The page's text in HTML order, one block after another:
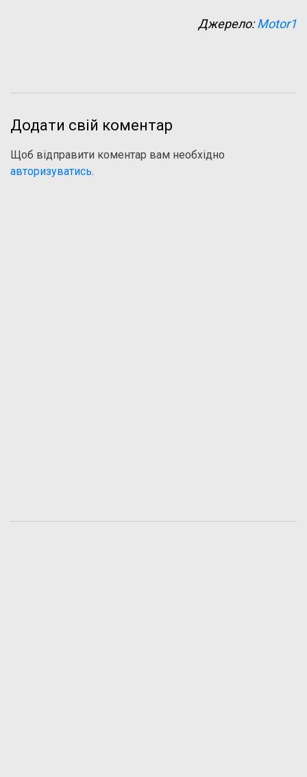
Джерело:Motor1
Додати свій коментар
Щоб відправити коментар вам необхідно
авторизуватись.